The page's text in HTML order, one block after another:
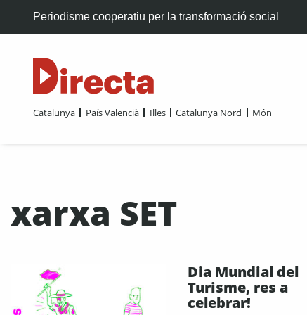
Periodisme cooperatiu per la transformació social
Catalunya País Valencià Illes Catalunya Nord Món
xarxa SET
Dia Mundial del
Turisme, res a
celebrar!